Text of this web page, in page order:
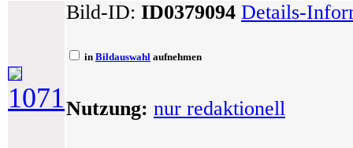
1071
Bild-ID: ID0379094 Details-
in Bildauswahl aufnehmen
Nutzung: nur redaktionell